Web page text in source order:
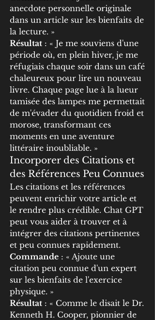
anecdote personnelle originale
dans un article sur les bienfaits de
la lecture. »
Résultat : « Je me souviens d'une
période où, en plein hiver, je me
réfugiais chaque soir dans un café
chaleureux pour lire un nouveau
livre. Chaque page lue à la lueur
tamisée des lampes me permettait
de m'évader du quotidien froid et
morose, transformant ces
moments en une aventure
littéraire inoubliable. »
Incorporer des Citations et
des Références Peu Connues
Les citations et les références
peuvent enrichir votre article et
le rendre plus crédible. Chat GPT
peut vous aider à trouver et à
intégrer des citations pertinentes
et peu connues rapidement.
Commande : « Ajoute une
citation peu connue d'un expert
sur les bienfaits de l'exercice
physique. »
Résultat : « Comme le disait le Dr.
Kenneth H. Cooper, pionnier de